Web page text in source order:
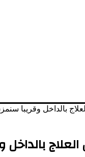
بالداخل وقريبا
بالداخل